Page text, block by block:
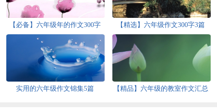
【必备】六年级年的作文300字
锦集9篇
【精选】六年级作文300字3篇
实用的六年级作文锦集5篇
【精品】六年级的教室作文汇总